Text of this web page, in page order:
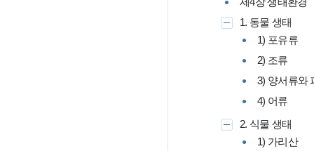
1. 동물 생태
1) 포유류
2) 조류
3) 양서류와
4) 어류
2. 식물 생태
1) 가리산